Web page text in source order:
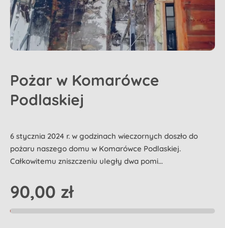
Pożar w Komarówce
Podlaskiej
6 stycznia 2024 r. w godzinach wieczornych doszło do
pożaru naszego domu w Komarówce Podlaskiej.
Całkowitemu zniszczeniu uległy dwa pomi...
90,00 zł